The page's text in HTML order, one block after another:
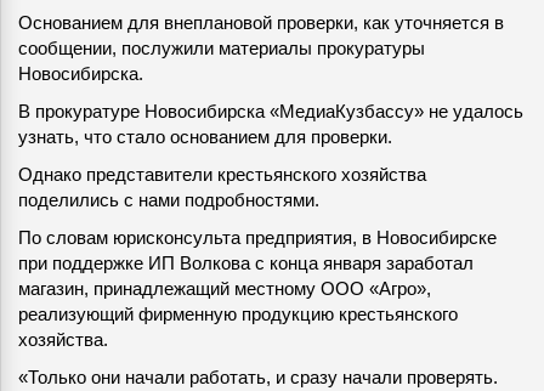
Основанием для внеплановой проверки, как уточняется в
сообщении, послужили материалы прокуратуры
Новосибирска.
В прокуратуре Новосибирска «МедиаКузбассу» не удалось
узнать, что стало основанием для проверки.
Однако представители крестьянского хозяйства
поделились с нами подробностями.
По словам юрисконсульта предприятия, в Новосибирске
при поддержке ИП Волкова с конца января заработал
магазин, принадлежащий местному ООО «Агро»,
реализующий фирменную продукцию крестьянского
хозяйства.
«Только они начали работать, и сразу начали проверять.